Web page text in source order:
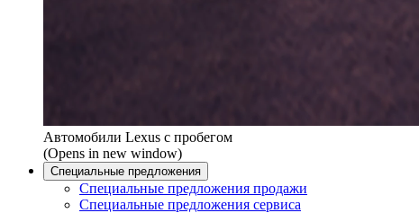
Автомобили Lexus с пробегом
(Opens in new window)
Специальные предложения
Специальные предложения продажи
Специальные предложения сервиса